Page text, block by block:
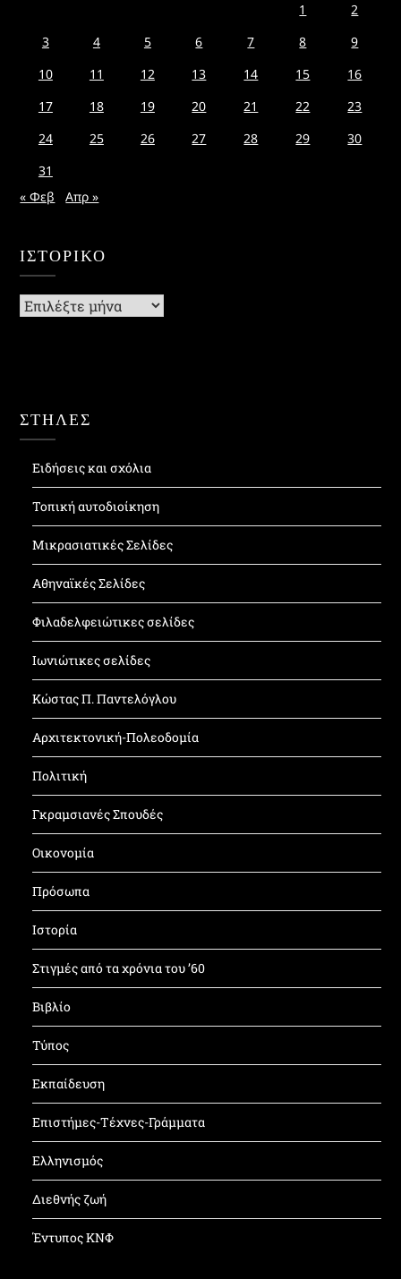
1
2
3
4 5 6 7 8
9
10
11 12 13 14 15
16
17
18 19 20 21 22
23
24
25 26 27 28 29
30
31
« Φεβ
Απρ »
ΙΣΤΟΡΙΚΌ
Ιστορικό
ΣΤΗΛΕΣ
Ειδήσεις και σχόλια
Τοπική αυτοδιοίκηση
Μικρασιατικές Σελίδες
Αθηναϊκές Σελίδες
Φιλαδελφειώτικες σελίδες
Ιωνιώτικες σελίδες
Κώστας Π. Παντελόγλου
Αρχιτεκτονική-Πολεοδομία
Πολιτική
Γκραμσιανές Σπουδές
Οικονομία
Πρόσωπα
Ιστορία
Στιγμές από τα χρόνια του ’60
Βιβλίο
Τύπος
Εκπαίδευση
Επιστήμες-Τέχνες-Γράμματα
Ελληνισμός
Διεθνής ζωή
Έντυπος ΚΝΦ